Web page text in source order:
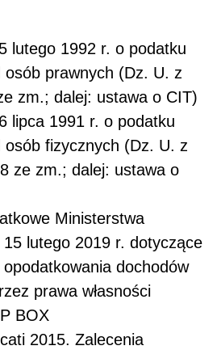
lutego 1992 r. o podatku
prawnych (Dz. U. z
zm.; dalej: ustawa o CIT)
lipca 1991 r. o podatku
osób fizycznych (Dz. U. z
ze zm.; dalej: ustawa o
Ministerstwa
lutego 2019 r. dotyczące
dochodów
prawa własności
BOX
2015. Zalecenia